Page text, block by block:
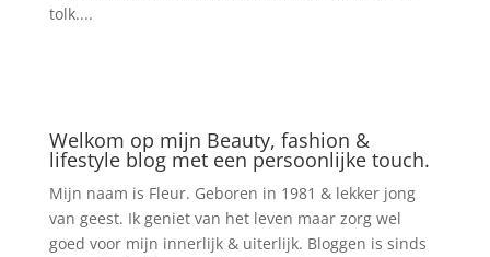
tolk....
Welkom op mijn Beauty, fashion &
lifestyle blog met een persoonlijke touch.
Mijn naam is Fleur. Geboren in 1981 & lekker jong
van geest. Ik geniet van het leven maar zorg wel
goed voor mijn innerlijk & uiterlijk. Bloggen is sinds